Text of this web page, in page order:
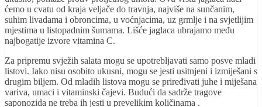
ćemo u cvatu od kraja veljače do travnja, najviše na sunčanim,
suhim livadama i obroncima, u voćnjacima, uz grmlje i na svjetlijim
mjestima u listopadnim šumama. Lišće jaglaca ubrajamo među
najbogatije izvore vitamina C.
Za pripremu svježih salata mogu se upotrebljavati samo posve mladi
listovi. Iako nisu osobito ukusni, mogu se jesti usitnjeni i izmiješani s
drugim biljem. Od mladih listova mogu se priređivati juhe i miješana
variva, umaci i vitaminski čajevi. Budući da sadrže tragove
saponozida ne treba ih jesti u prevelikim količinama .